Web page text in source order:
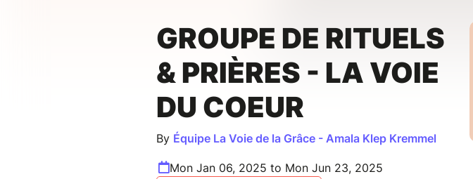
GROUPE DE RITUELS
& PRIÈRES - LA VOIE
DU COEUR
By Équipe La Voie de la Grâce - Amala Klep Kremmel
Mon Jan 06, 2025 to Mon Jun 23, 2025